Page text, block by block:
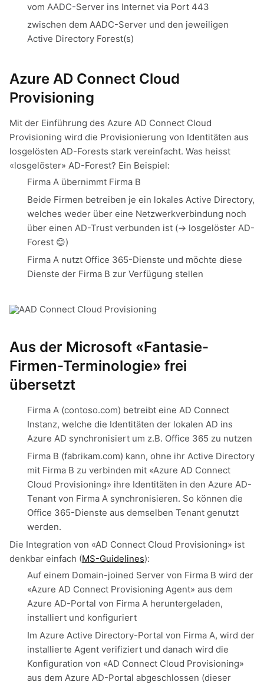
vom AADC-Server ins Internet via Port 443
zwischen dem AADC-Server und den jeweiligen
Active Directory Forest(s)
Azure AD Connect Cloud
Provisioning
Mit der Einführung des Azure AD Connect Cloud
Provisioning wird die Provisionierung von Identitäten aus
losgelösten AD-Forests stark vereinfacht. Was heisst
«losgelöster» AD-Forest? Ein Beispiel:
Firma A übernimmt Firma B
Beide Firmen betreiben je ein lokales Active Directory,
welches weder über eine Netzwerkverbindung noch
über einen AD-Trust verbunden ist (-> losgelöster AD-
Forest 😊)
Firma A nutzt Office 365-Dienste und möchte diese
Dienste der Firma B zur Verfügung stellen
Aus der Microsoft «Fantasie-
Firmen-Terminologie» frei
übersetzt
Firma A (contoso.com) betreibt eine AD Connect
Instanz, welche die Identitäten der lokalen AD ins
Azure AD synchronisiert um z.B. Office 365 zu nutzen
Firma B (fabrikam.com) kann, ohne ihr Active Directory
mit Firma B zu verbinden mit «Azure AD Connect
Cloud Provisioning» ihre Identitäten in den Azure AD-
Tenant von Firma A synchronisieren. So können die
Office 365-Dienste aus demselben Tenant genutzt
werden.
Die Integration von «AD Connect Cloud Provisioning» ist
denkbar einfach (MS-Guidelines):
Auf einem Domain-joined Server von Firma B wird der
«Azure AD Connect Provisioning Agent» aus dem
Azure AD-Portal von Firma A heruntergeladen,
installiert und konfiguriert
Im Azure Active Directory-Portal von Firma A, wird der
installierte Agent verifiziert und danach wird die
Konfiguration von «AD Connect Cloud Provisioning»
aus dem Azure AD-Portal abgeschlossen (dieser